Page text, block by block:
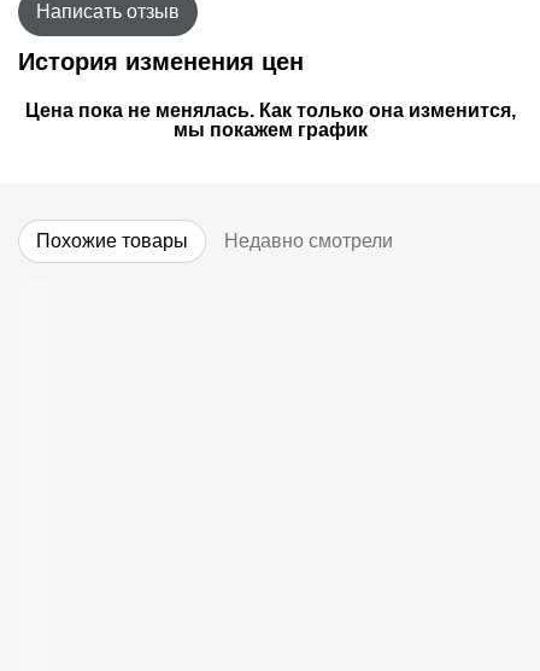
Написать отзыв
История изменения цен
Цена пока не менялась. Как только она изменится,
мы покажем график
Похожие товары Недавно смотрели